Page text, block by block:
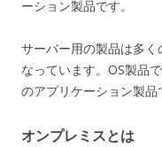
ーション製品です。
サーバー用の製品は多
なっています。OS製品
のアプリケーション製品
オンプレミスとは